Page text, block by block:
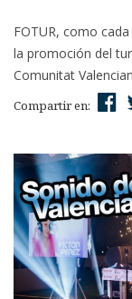
FOTUR, como
la promoción del
Comunitat
Compartir en: